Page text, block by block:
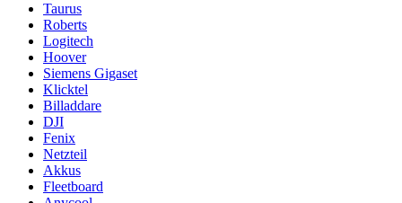
Taurus
Roberts
Logitech
Hoover
Siemens Gigaset
Klicktel
Billaddare
DJI
Fenix
Netzteil
Akkus
Fleetboard